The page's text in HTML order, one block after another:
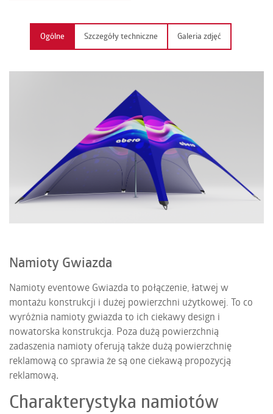
Ogólne Szczegóły techniczne Galeria zdjęć
Namioty Gwiazda
Namioty eventowe Gwiazda to połączenie, łatwej w
montażu konstrukcji i dużej powierzchni użytkowej. To co
wyróżnia namioty gwiazda to ich ciekawy design i
nowatorska konstrukcja. Poza dużą powierzchnią
zadaszenia namioty oferują także dużą powierzchnię
reklamową co sprawia że są one ciekawą propozycją
reklamową.
Charakterystyka namiotów